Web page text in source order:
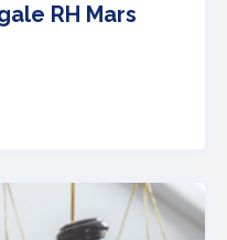
RH Mars